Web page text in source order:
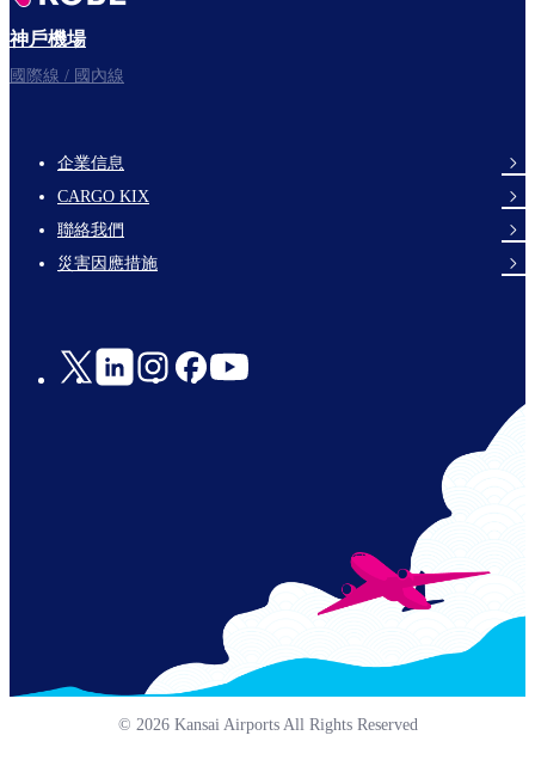
祝您旅途愉快。
神戶機場
國際線 / 國內線
footer-
links-
en-
企業信息
CARGO KIX
聯絡我們
災害因應措施
Social
© 2026 Kansai Airports All Rights Reserved